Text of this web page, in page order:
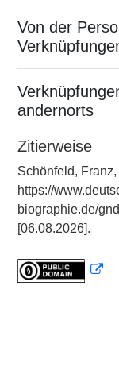
Von der
andernorts
Zitierweise
Schönfeld,
https://
biographie.de/
[06.08.2026].